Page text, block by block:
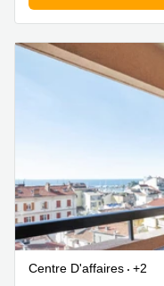
Centre D'affaires
+2